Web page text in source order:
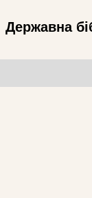
Державна